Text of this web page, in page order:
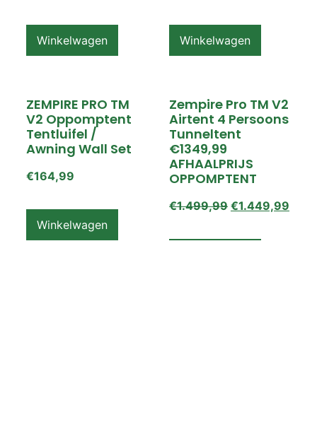
Winkelwagen Winkelwagen
ZEMPIRE PRO TM
V2 Oppomptent
Tentluifel /
Awning Wall Set
€164,99
Winkelwagen
Zempire Pro TM V2
Airtent 4 Persoons
Tunneltent
€1349,99
AFHAALPRIJS
OPPOMPTENT
€1.499,99 €1.449,99